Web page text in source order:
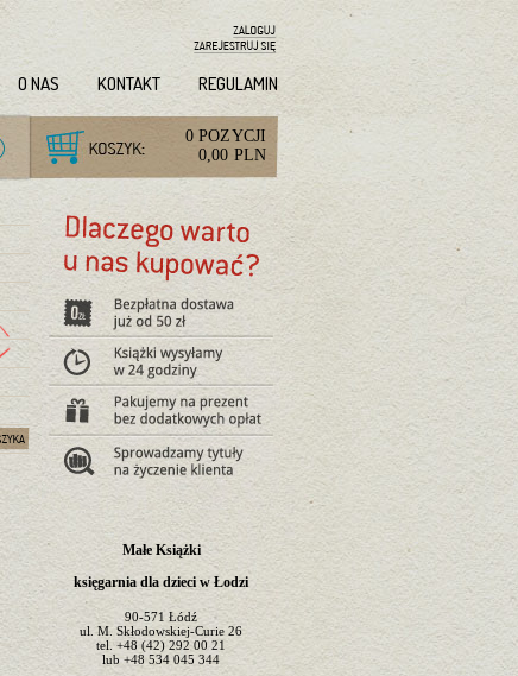
O NAS KONTAKT REGULAMIN
0 POZYCJI
0,00 PLN
Małe Książki
księgarnia dla dzieci w Łodzi
90-571 Łódź
ul. M. Skłodowskiej-Curie 26
tel.+48 (42) 292 00 21
lub +48 534 045 344